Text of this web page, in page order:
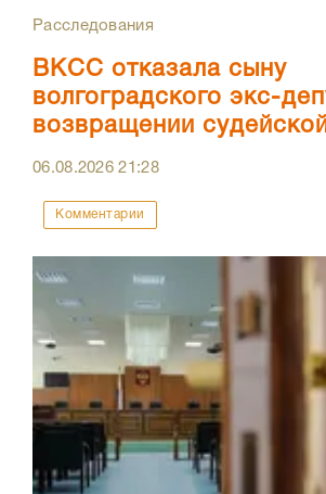
Расследования
ВКСС отказала сыну
волгоградского экс-
возвращении
06.08.202621:28
Комментарии